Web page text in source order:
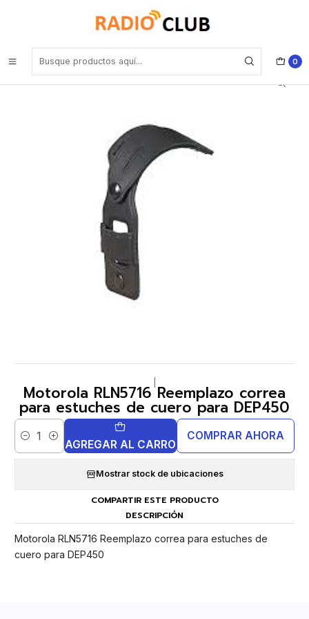
0
Pechera Porta radios Estuches
Motorola RLN5716 Reemplazo correa para estuches de cuero para
Motorola RLN5716 Reemplazo correa
para estuches de cuero para DEP450
Cantidad AGREGAR AL CARRO
COMPRAR AHORA
Mostrar stock de ubicaciones
COMPARTIR ESTE PRODUCTO
DESCRIPCIÓN
Motorola RLN5716 Reemplazo correa para estuches de
cuero para DEP450